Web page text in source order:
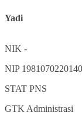
Yadi
NIK -
NIP
STAT PNS
GTK Administrasi